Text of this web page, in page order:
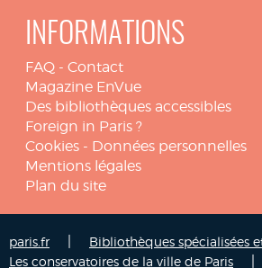
INFORMATIONS
FAQ - Contact
Magazine EnVue
Des bibliothèques accessibles
Foreign in Paris ?
Cookies - Données personnelles
Mentions légales
Plan du site
paris.fr Bibliothèques spécialisées
Les conservatoires de la ville de Paris